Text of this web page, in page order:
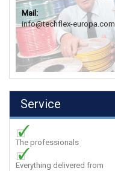
Mail:
info@techflex-europa.com
Service
The professionals
Everything delivered from